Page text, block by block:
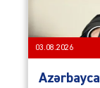
03.08.2026